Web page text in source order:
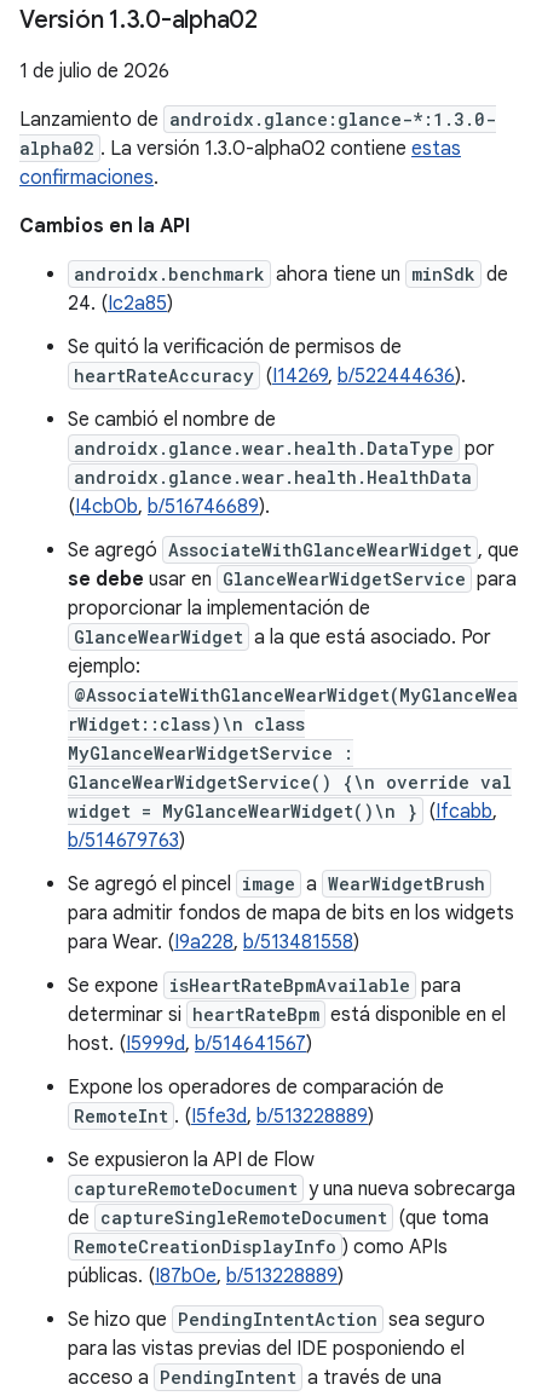
Versión 1.3.0-alpha02
1 de julio de 2026
Lanzamiento de androidx.glance:glance-*:1.3.0-
alpha02 . La versión 1.3.0-alpha02 contiene estas
confirmaciones.
Cambios en la API
androidx.benchmark ahora tiene un minSdk de
24. (Ic2a85)
Se quitó la verificación de permisos de
heartRateAccuracy (I14269, b/522444636).
Se cambió el nombre de
androidx.glance.wear.health.DataType por
androidx.glance.wear.health.HealthData
(I4cb0b, b/516746689).
Se agregó AssociateWithGlanceWearWidget , que
se debe usar en GlanceWearWidgetService para
proporcionar la implementación de
GlanceWearWidget a la que está asociado. Por
ejemplo:
@AssociateWithGlanceWearWidget(MyGlanceWea
rWidget::class)\n class
MyGlanceWearWidgetService :
GlanceWearWidgetService() {\n override val
widget = MyGlanceWearWidget()\n } (Ifcabb,
b/514679763)
Se agregó el pincel image a WearWidgetBrush
para admitir fondos de mapa de bits en los widgets
para Wear. (I9a228, b/513481558)
Se expone isHeartRateBpmAvailable para
determinar si heartRateBpm está disponible en el
host. (I5999d, b/514641567)
Expone los operadores de comparación de
RemoteInt . (I5fe3d, b/513228889)
Se expusieron la API de Flow
captureRemoteDocument y una nueva sobrecarga
de captureSingleRemoteDocument (que toma
RemoteCreationDisplayInfo ) como APIs
públicas. (I87b0e, b/513228889)
Se hizo que PendingIntentAction sea seguro
para las vistas previas del IDE posponiendo el
acceso a PendingIntent a través de una